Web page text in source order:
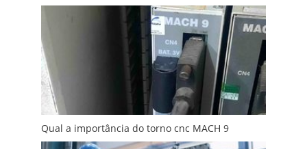
Qual a importância do torno cnc MACH 9